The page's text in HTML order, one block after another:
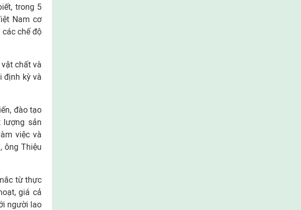
trong 5
Nam cơ
chế độ
chất và
định kỳ và
đào tạo
lượng sản
việc và
ông Thiệu
từ thực
giá cả
người lao